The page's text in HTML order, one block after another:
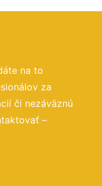
na to
za
či nezáväznú
–